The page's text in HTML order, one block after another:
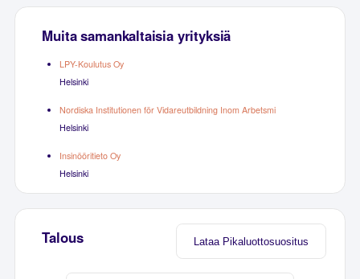
Muita samankaltaisia yrityksiä
LPY-Koulutus Oy
Helsinki
Nordiska Institutionen för Vidareutbildning Inom Arbetsmi
Helsinki
Insinööritieto Oy
Helsinki
Lataa Pikaluottosuositus
Talous